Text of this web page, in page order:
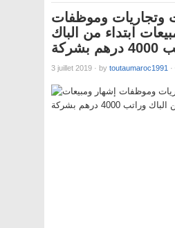
وتجاريات وموظفات
ابتداء من الباك
3 juillet 2019 · by toutaumaroc1991 ·